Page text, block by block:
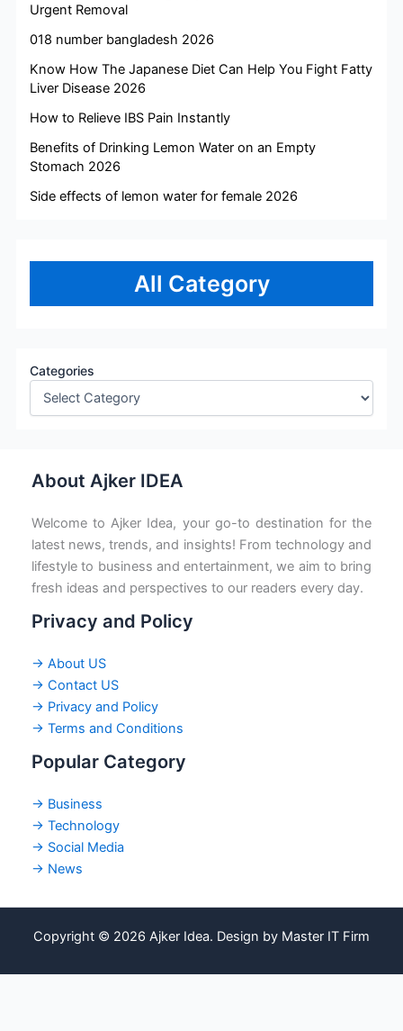
Urgent Removal
018 number bangladesh 2026
Know How The Japanese Diet Can Help You Fight Fatty
Liver Disease 2026
How to Relieve IBS Pain Instantly
Benefits of Drinking Lemon Water on an Empty
Stomach 2026
Side effects of lemon water for female 2026
All Category
Categories
About Ajker IDEA
Welcome to Ajker Idea, your go-to destination for the
latest news, trends, and insights! From technology and
lifestyle to business and entertainment, we aim to bring
fresh ideas and perspectives to our readers every day.
Privacy and Policy
→ About US
→ Contact US
→ Privacy and Policy
→ Terms and Conditions
Popular Category
→ Business
→ Technology
→ Social Media
→ News
Copyright © 2026 Ajker Idea. Design by Master IT Firm